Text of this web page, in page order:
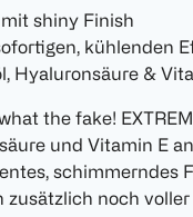
shiny Finish
kühlenden
Hyaluronsäure &
the fake!
und Vitamin E
schimmerndes
zusätzlich noch voller